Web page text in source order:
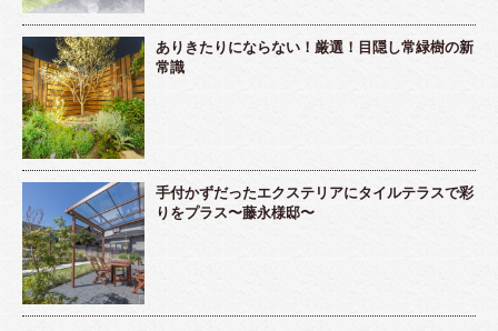
ありきたりにならない！厳選！目隠し常緑樹の新
常識
手付かずだったエクステリアにタイルテラスで彩
りをプラス〜藤永様邸〜